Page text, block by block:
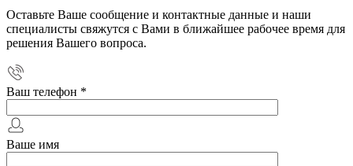
Оставьте Ваше сообщение и контактные данные и наши
специалисты свяжутся с Вами в ближайшее рабочее время для
решения Вашего вопроса.
Ваш телефон *
Ваше имя